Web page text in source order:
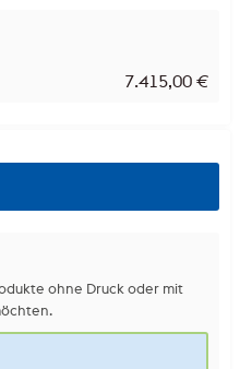
7.415,00 €
ohne Druck oder mit